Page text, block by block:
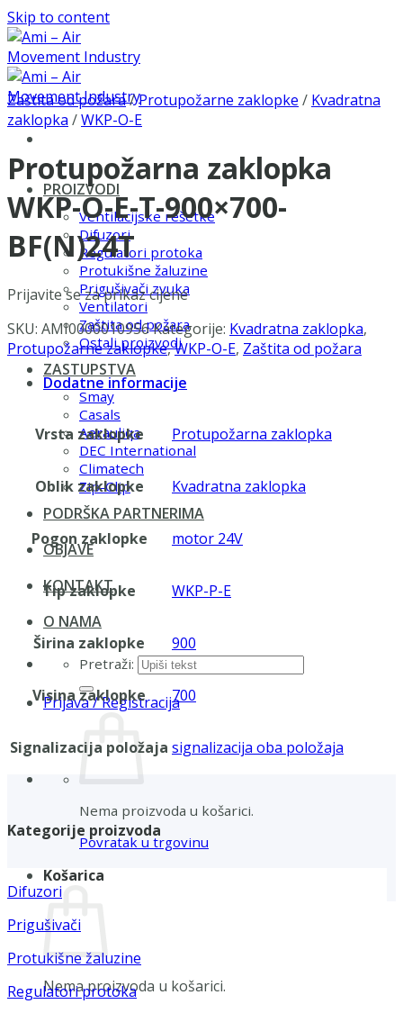
Skip to content
PROIZVODI
Ventilacijske rešetke
Difuzori
Regulatori protoka
Protukišne žaluzine
Prigušivači zvuka
Ventilatori
Zaštita od požara
Ostali proizvodi
ZASTUPSTVA
Smay
Casals
Aerauliqa
DEC International
Climatech
Zip-Clip
PODRŠKA PARTNERIMA
OBJAVE
KONTAKT
O NAMA
Pretraži:
Prijava / Registracija
Nema proizvoda u košarici.
Povratak u trgovinu
Košarica
Nema proizvoda u košarici.
Zaštita od požara/Protupožarne zaklopke / Kvadratna
zaklopka /WKP-O-E
Protupožarna zaklopka
WKP-O-E-T-900×700-
BF(N)24T
Prijavite se za prikaz cijene
SKU: AMI0000010956Kategorije: Kvadratna zaklopka,
Protupožarne zaklopke,WKP-O-E, Zaštita od požara
Dodatne informacije
Vrsta zaklopke Protupožarna zaklopka
Oblik zaklopke Kvadratna zaklopka
Pogon zaklopke motor 24V
Tip zaklopke WKP-P-E
Širina zaklopke 900
Visina zaklopke 700
Signalizacija položaja signalizacija oba položaja
Kategorije proizvoda
Difuzori
Prigušivači
Protukišne žaluzine
Regulatori protoka